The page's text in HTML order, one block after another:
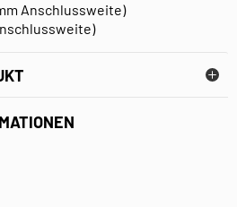
Anschlussweite)